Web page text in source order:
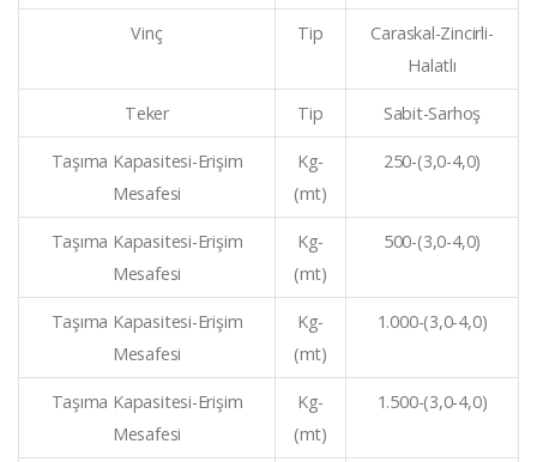
Vinç Tip
Caraskal-Zincirli-
Halatlı
Teker Tip Sabit-Sarhoş
Taşıma Kapasitesi-Erişim
Mesafesi
Kg-
(mt)
250-(3,0-4,0)
Taşıma Kapasitesi-Erişim
Mesafesi
Kg-
(mt)
500-(3,0-4,0)
Taşıma Kapasitesi-Erişim
Mesafesi
Kg-
(mt)
1.000-(3,0-4,0)
Taşıma Kapasitesi-Erişim
Mesafesi
Kg-
(mt)
1.500-(3,0-4,0)